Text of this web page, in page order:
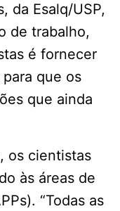
da Esalq/USP,
de trabalho,
é fornecer
que os
que ainda
os cientistas
às áreas de
“Todas as